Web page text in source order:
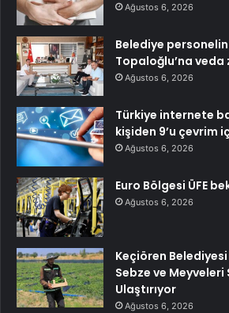
Ağustos 6, 2026
Belediye
Topaloğlu’na
Ağustos 6, 2026
Türkiye internete
kişiden 9’u çevrim
Ağustos 6, 2026
Euro Bölgesi ÜFE
Ağustos 6, 2026
Keçiören
Sebze ve
Ulaştırıyor
Ağustos 6, 2026